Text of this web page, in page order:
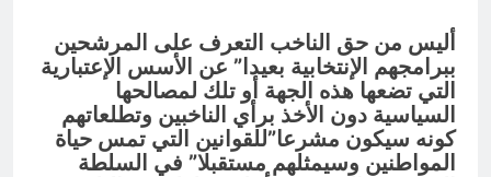
أليس من حق الناخب التعرف على المرشحين
ببرامجهم الإنتخابية بعيدا” عن الأسس الإعتبارية
التي تضعها هذه الجهة أو تلك لمصالحها
السياسية دون الأخذ برأي الناخبين وتطلعاتهم
كونه سيكون مشرعا”للقوانين التي تمس حياة
المواطنين وسيمثلهم مستقبلا” في السلطة